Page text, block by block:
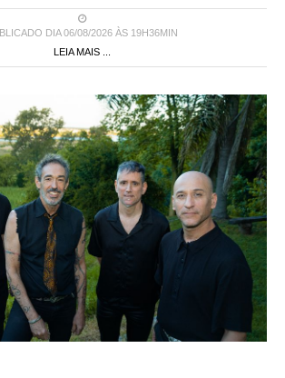
DIA 06/08/2026 ÀS 19H36MIN
LEIA MAIS ...